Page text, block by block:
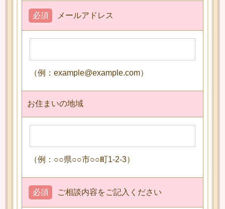
メールアドレス
必須
（例：example@example.com）
お住まいの地域
（例：○○県○○市○○町1-2-3）
ご相談内容をご記入ください
必須